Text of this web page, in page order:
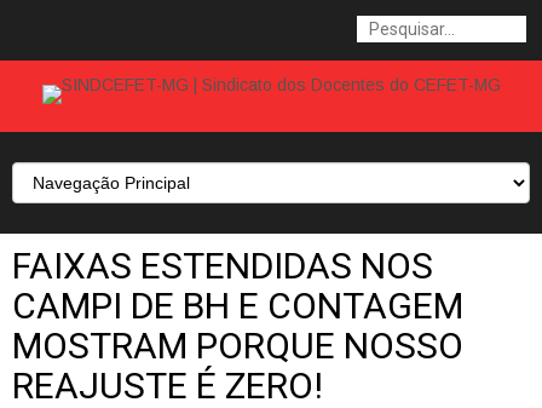
FAIXAS ESTENDIDAS NOS
CAMPI DE BH E CONTAGEM
MOSTRAM PORQUE NOSSO
REAJUSTE É ZERO!